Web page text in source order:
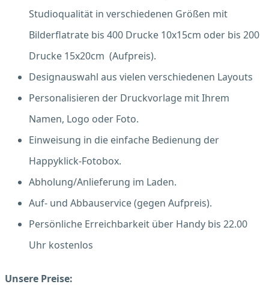
Studioqualität in verschiedenen Größen mit
Bilderflatrate bis 400 Drucke 10x15cm oder bis 200
Drucke 15x20cm (Aufpreis).
Designauswahl aus vielen verschiedenen Layouts
Personalisieren der Druckvorlage mit Ihrem
Namen, Logo oder Foto.
Einweisung in die einfache Bedienung der
Happyklick-Fotobox.
Abholung/Anlieferung im Laden.
Auf- und Abbauservice (gegen Aufpreis).
Persönliche Erreichbarkeit über Handy bis 22.00
Uhr kostenlos
Unsere Preise: